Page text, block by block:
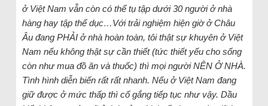
ở Việt Nam vẫn còn có thể tụ tập dưới 30 người ở nhà
hàng hay tập thể dục…Với trải nghiệm hiện giờ ở Châu
Âu đang PHẢI ở nhà hoàn toàn, tôi thật sự khuyên ở Việt
Nam nếu không thật sự cần thiết (tức thiết yếu cho sống
còn như mua đồ ăn và thuốc) thì mọi người NÊN Ở NHÀ.
Tình hình diễn biến rất rất nhanh. Nếu ở Việt Nam đang
giữ được ở mức thấp thì cố gắng tiếp tục như vậy. Dầu